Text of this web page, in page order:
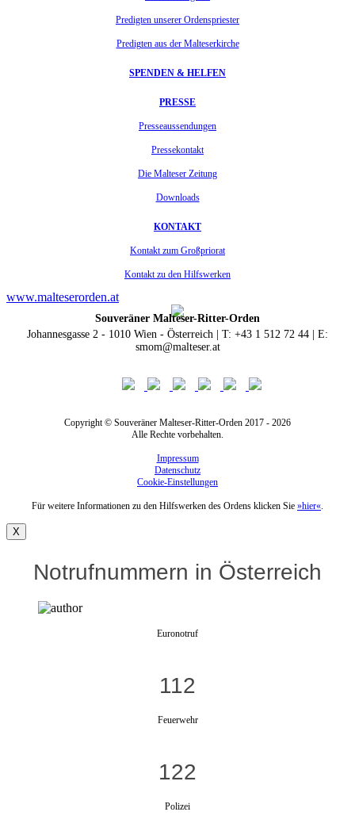
Predigten unserer Ordenspriester
Predigten aus der Malteserkirche
SPENDEN & HELFEN
PRESSE
Presseaussendungen
Pressekontakt
Die Malteser Zeitung
Downloads
KONTAKT
Kontakt zum Großpriorat
Kontakt zu den Hilfswerken
www.malteserorden.at
Souveräner Malteser-Ritter-Orden
Johannesgasse 2 - 1010 Wien - Österreich | T: +43 1 512 72 44 | E:
smom@malteser.at
Copyright © Souveräner Malteser-Ritter-Orden 2017 - 2026
Alle Rechte vorbehalten.
Impressum
Datenschutz
Cookie-Einstellungen
Für weitere Informationen zu den Hilfswerken des Ordens klicken Sie »hier«
X
Notrufnummern in Österreich
Euronotruf
112
Feuerwehr
122
Polizei